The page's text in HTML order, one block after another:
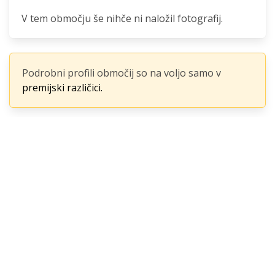
V tem območju še nihče ni naložil fotografij.
Podrobni profili območij so na voljo samo v
premijski različici.